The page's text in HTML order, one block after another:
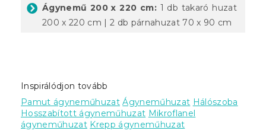
Ágynemű 200 x 220 cm: 1 db takaró huzat
200 x 220 cm | 2 db párnahuzat 70 x 90 cm
Inspirálódjon tovább
Pamut ágyneműhuzat Ágyneműhuzat Hálószoba
Hosszabított ágyneműhuzat Mikroflanel
ágyneműhuzat Krepp ágyneműhuzat